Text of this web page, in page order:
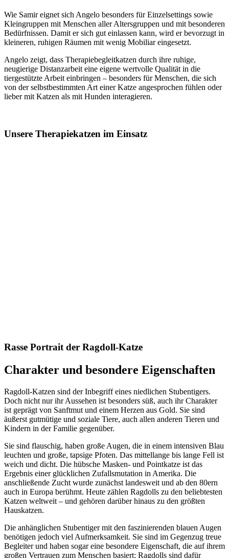
Wie Samir eignet sich Angelo besonders für Einzelsettings sowie
Kleingruppen mit Menschen aller Altersgruppen und mit besonderen
Bedürfnissen. Damit er sich gut einlassen kann, wird er bevorzugt in
kleineren, ruhigen Räumen mit wenig Mobiliar eingesetzt.
Angelo zeigt, dass Therapiebegleitkatzen durch ihre ruhige,
neugierige Distanzarbeit eine eigene wertvolle Qualität in die
tiergestützte Arbeit einbringen – besonders für Menschen, die sich
von der selbstbestimmten Art einer Katze angesprochen fühlen oder
lieber mit Katzen als mit Hunden interagieren.
Unsere Therapiekatzen im Einsatz
Rasse Portrait der Ragdoll-Katze
Charakter und besondere Eigenschaften
Ragdoll-Katzen sind der Inbegriff eines niedlichen Stubentigers.
Doch nicht nur ihr Aussehen ist besonders süß, auch ihr Charakter
ist geprägt von Sanftmut und einem Herzen aus Gold. Sie sind
äußerst gutmütige und soziale Tiere, auch allen anderen Tieren und
Kindern in der Familie gegenüber.
Sie sind flauschig, haben große Augen, die in einem intensiven Blau
leuchten und große, tapsige Pfoten. Das mittellange bis lange Fell ist
weich und dicht. Die hübsche Masken- und Pointkatze ist das
Ergebnis einer glücklichen Zufallsmutation in Amerika. Die
anschließende Zucht wurde zunächst landesweit und ab den 80ern
auch in Europa berühmt. Heute zählen Ragdolls zu den beliebtesten
Katzen weltweit – und gehören darüber hinaus zu den größten
Hauskatzen.
Die anhänglichen Stubentiger mit den faszinierenden blauen Augen
benötigen jedoch viel Aufmerksamkeit. Sie sind im Gegenzug treue
Begleiter und haben sogar eine besondere Eigenschaft, die auf ihrem
großen Vertrauen zum Menschen basiert: Ragdolls sind dafür